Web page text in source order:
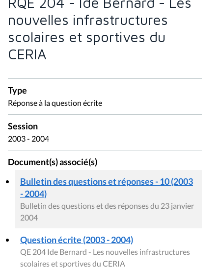
nouvelles infrastructures
scolaires et sportives du
CERIA
Type
Réponse à la question écrite
Session
2003 - 2004
Document(s) associé(s)
Bulletin des questions et réponses - 10 (2003
- 2004)
Bulletin des questions et des réponses du 23 janvier
2004
Question écrite (2003 - 2004)
QE 204 Ide Bernard - Les nouvelles infrastructures
scolaires et sportives du CERIA